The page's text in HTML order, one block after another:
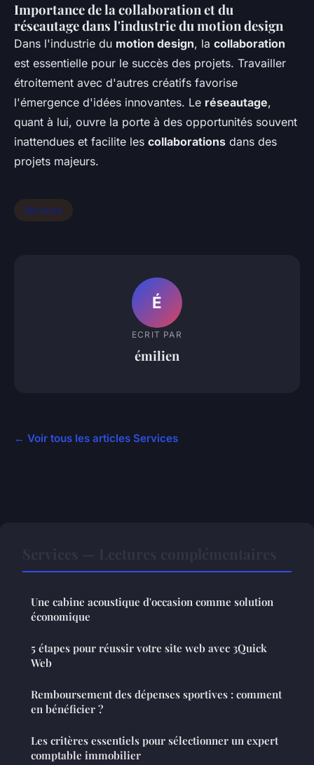
Importance de la collaboration et du
réseautage dans l'industrie du motion design
Dans l'industrie du motion design, la collaboration
est essentielle pour le succès des projets. Travailler
étroitement avec d'autres créatifs favorise
l'émergence d'idées innovantes. Le réseautage,
quant à lui, ouvre la porte à des opportunités souvent
inattendues et facilite les collaborations dans des
projets majeurs.
Services
É
ECRIT PAR
émilien
← Voir tous les articles Services
Une cabine acoustique d'occasion comme solution
économique
5 étapes pour réussir votre site web avec 3Quick
Web
Remboursement des dépenses sportives : comment
en bénéficier ?
Les critères essentiels pour sélectionner un expert
comptable immobilier